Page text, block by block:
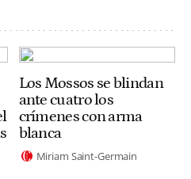
Los Mossos se blindan
ante cuatro los
crímenes con arma
blanca
Miriam Saint-Germain